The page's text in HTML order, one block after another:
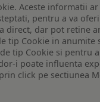
Aceste informatii
pentru a va oferi
direct, dar pot retine
tip Cookie in anumite
tip Cookie si pentru a
i poate influenta
click pe sectiunea